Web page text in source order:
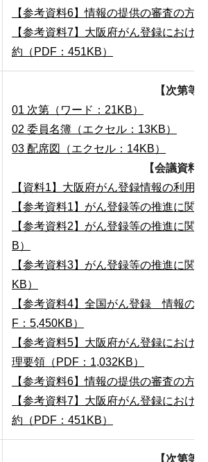
【参考資料6】情報の提供の審査の方
【参考資料7】大阪府がん登録におけ
約（PDF：451KB）
【次第等
01 次第（ワード：21KB）
02 委員名簿（エクセル：13KB）
03 配席図（エクセル：14KB）
【会議資料
【資料1】大阪府がん登録情報の利用
【参考資料1】がん登録等の推進に関
【参考資料2】がん登録等の推進に関
B）
【参考資料3】がん登録等の推進に関
KB）
【参考資料4】全国がん登録 情報の
F：5,450KB）
【参考資料5】大阪府がん登録におけ
理要領（PDF：1,032KB）
【参考資料6】情報の提供の審査の方
【参考資料7】大阪府がん登録におけ
約（PDF：451KB）
【次第等